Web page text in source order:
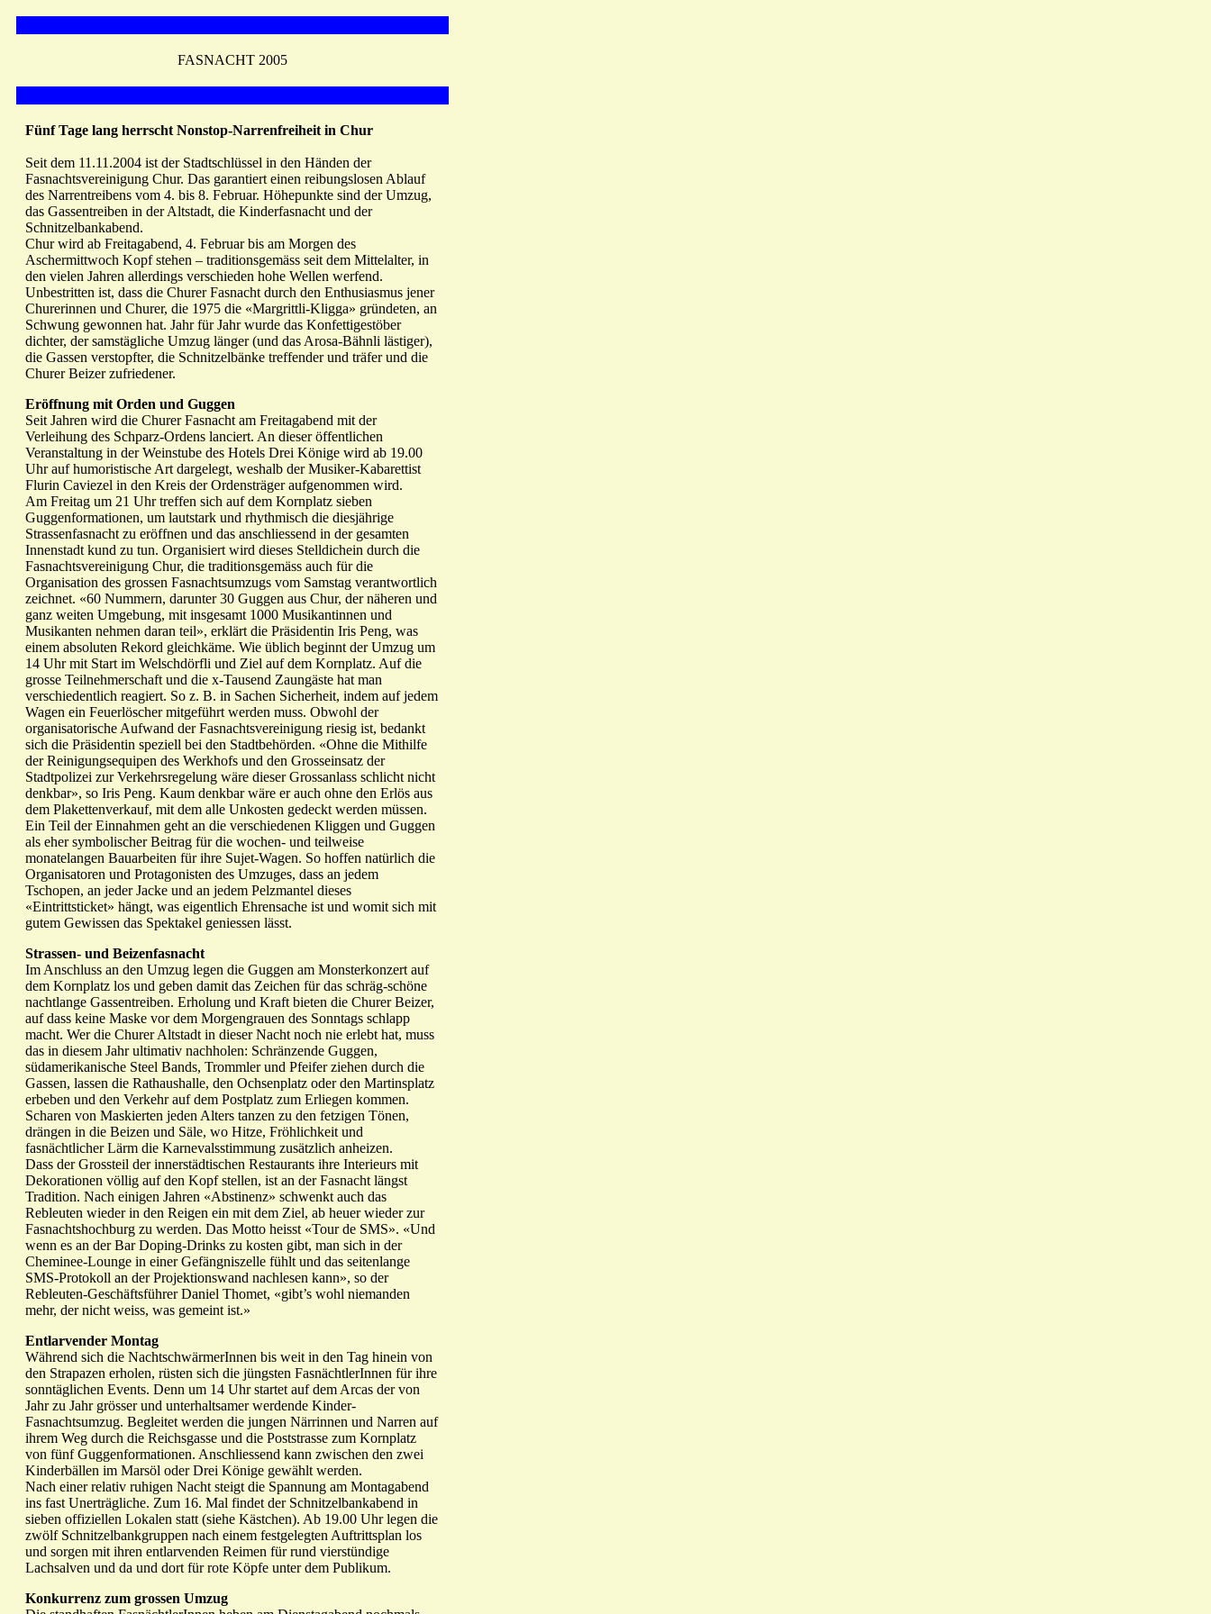
FASNACHT 2005
Fünf Tage lang herrscht Nonstop-Narrenfreiheit in Chur
Seit dem 11.11.2004 ist der Stadtschlüssel in den Händen der
Fasnachtsvereinigung Chur. Das garantiert einen reibungslosen Ablauf
des Narrentreibens vom 4. bis 8. Februar. Höhepunkte sind der Umzug,
das Gassentreiben in der Altstadt, die Kinderfasnacht und der
Schnitzelbankabend.
Chur wird ab Freitagabend, 4. Februar bis am Morgen des
Aschermittwoch Kopf stehen – traditionsgemäss seit dem Mittelalter, in
den vielen Jahren allerdings verschieden hohe Wellen werfend.
Unbestritten ist, dass die Churer Fasnacht durch den Enthusiasmus jener
Churerinnen und Churer, die 1975 die «Margrittli-Kligga» gründeten, an
Schwung gewonnen hat. Jahr für Jahr wurde das Konfettigestöber
dichter, der samstägliche Umzug länger (und das Arosa-Bähnli lästiger),
die Gassen verstopfter, die Schnitzelbänke treffender und träfer und die
Churer Beizer zufriedener.
Eröffnung mit Orden und Guggen
Seit Jahren wird die Churer Fasnacht am Freitagabend mit der
Verleihung des Schparz-Ordens lanciert. An dieser öffentlichen
Veranstaltung in der Weinstube des Hotels Drei Könige wird ab 19.00
Uhr auf humoristische Art dargelegt, weshalb der Musiker-Kabarettist
Flurin Caviezel in den Kreis der Ordensträger aufgenommen wird.
Am Freitag um 21 Uhr treffen sich auf dem Kornplatz sieben
Guggenformationen, um lautstark und rhythmisch die diesjährige
Strassenfasnacht zu eröffnen und das anschliessend in der gesamten
Innenstadt kund zu tun. Organisiert wird dieses Stelldichein durch die
Fasnachtsvereinigung Chur, die traditionsgemäss auch für die
Organisation des grossen Fasnachtsumzugs vom Samstag verantwortlich
zeichnet. «60 Nummern, darunter 30 Guggen aus Chur, der näheren und
ganz weiten Umgebung, mit insgesamt 1000 Musikantinnen und
Musikanten nehmen daran teil», erklärt die Präsidentin Iris Peng, was
einem absoluten Rekord gleichkäme. Wie üblich beginnt der Umzug um
14 Uhr mit Start im Welschdörfli und Ziel auf dem Kornplatz. Auf die
grosse Teilnehmerschaft und die x-Tausend Zaungäste hat man
verschiedentlich reagiert. So z. B. in Sachen Sicherheit, indem auf jedem
Wagen ein Feuerlöscher mitgeführt werden muss. Obwohl der
organisatorische Aufwand der Fasnachtsvereinigung riesig ist, bedankt
sich die Präsidentin speziell bei den Stadtbehörden. «Ohne die Mithilfe
der Reinigungsequipen des Werkhofs und den Grosseinsatz der
Stadtpolizei zur Verkehrsregelung wäre dieser Grossanlass schlicht nicht
denkbar», so Iris Peng. Kaum denkbar wäre er auch ohne den Erlös aus
dem Plakettenverkauf, mit dem alle Unkosten gedeckt werden müssen.
Ein Teil der Einnahmen geht an die verschiedenen Kliggen und Guggen
als eher symbolischer Beitrag für die wochen- und teilweise
monatelangen Bauarbeiten für ihre Sujet-Wagen. So hoffen natürlich die
Organisatoren und Protagonisten des Umzuges, dass an jedem
Tschopen, an jeder Jacke und an jedem Pelzmantel dieses
«Eintrittsticket» hängt, was eigentlich Ehrensache ist und womit sich mit
gutem Gewissen das Spektakel geniessen lässt.
Strassen- und Beizenfasnacht
Im Anschluss an den Umzug legen die Guggen am Monsterkonzert auf
dem Kornplatz los und geben damit das Zeichen für das schräg-schöne
nachtlange Gassentreiben. Erholung und Kraft bieten die Churer Beizer,
auf dass keine Maske vor dem Morgengrauen des Sonntags schlapp
macht. Wer die Churer Altstadt in dieser Nacht noch nie erlebt hat, muss
das in diesem Jahr ultimativ nachholen: Schränzende Guggen,
südamerikanische Steel Bands, Trommler und Pfeifer ziehen durch die
Gassen, lassen die Rathaushalle, den Ochsenplatz oder den Martinsplatz
erbeben und den Verkehr auf dem Postplatz zum Erliegen kommen.
Scharen von Maskierten jeden Alters tanzen zu den fetzigen Tönen,
drängen in die Beizen und Säle, wo Hitze, Fröhlichkeit und
fasnächtlicher Lärm die Karnevalsstimmung zusätzlich anheizen.
Dass der Grossteil der innerstädtischen Restaurants ihre Interieurs mit
Dekorationen völlig auf den Kopf stellen, ist an der Fasnacht längst
Tradition. Nach einigen Jahren «Abstinenz» schwenkt auch das
Rebleuten wieder in den Reigen ein mit dem Ziel, ab heuer wieder zur
Fasnachtshochburg zu werden. Das Motto heisst «Tour de SMS». «Und
wenn es an der Bar Doping-Drinks zu kosten gibt, man sich in der
Cheminee-Lounge in einer Gefängniszelle fühlt und das seitenlange
SMS-Protokoll an der Projektionswand nachlesen kann», so der
Rebleuten-Geschäftsführer Daniel Thomet, «gibt’s wohl niemanden
mehr, der nicht weiss, was gemeint ist.»
Entlarvender Montag
Während sich die NachtschwärmerInnen bis weit in den Tag hinein von
den Strapazen erholen, rüsten sich die jüngsten FasnächtlerInnen für ihre
sonntäglichen Events. Denn um 14 Uhr startet auf dem Arcas der von
Jahr zu Jahr grösser und unterhaltsamer werdende Kinder-
Fasnachtsumzug. Begleitet werden die jungen Närrinnen und Narren auf
ihrem Weg durch die Reichsgasse und die Poststrasse zum Kornplatz
von fünf Guggenformationen. Anschliessend kann zwischen den zwei
Kinderbällen im Marsöl oder Drei Könige gewählt werden.
Nach einer relativ ruhigen Nacht steigt die Spannung am Montagabend
ins fast Unerträgliche. Zum 16. Mal findet der Schnitzelbankabend in
sieben offiziellen Lokalen statt (siehe Kästchen). Ab 19.00 Uhr legen die
zwölf Schnitzelbankgruppen nach einem festgelegten Auftrittsplan los
und sorgen mit ihren entlarvenden Reimen für rund vierstündige
Lachsalven und da und dort für rote Köpfe unter dem Publikum.
Konkurrenz zum grossen Umzug